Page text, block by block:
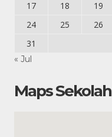
17
18 19
24
25 26
31
« Jul
Maps Sekolah